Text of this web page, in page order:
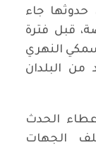
حدوثها جاء
قبل فترة
النهري
من البلدان
الحدث
الجهات